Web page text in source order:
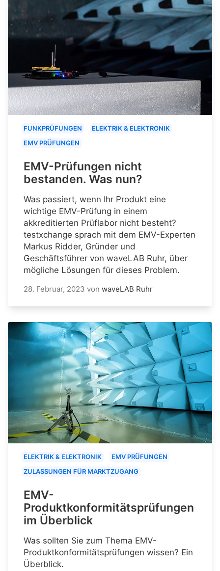
FUNKPRÜFUNGEN
ELEKTRIK & ELEKTRONIK
EMV PRÜFUNGEN
EMV-Prüfungen nicht
bestanden. Was nun?
Was passiert, wenn Ihr Produkt eine
wichtige EMV-Prüfung in einem
akkreditierten Prüflabor nicht besteht?
testxchange sprach mit dem EMV-Experten
Markus Ridder, Gründer und
Geschäftsführer von waveLAB Ruhr, über
mögliche Lösungen für dieses Problem.
28. Februar, 2023 von waveLAB Ruhr
ELEKTRIK & ELEKTRONIK
EMV PRÜFUNGEN
ZULASSUNGEN FÜR MARKTZUGANG
EMV-
Produktkonformitätsprüfungen
im Überblick
Was sollten Sie zum Thema EMV-
Produktkonformitätsprüfungen wissen? Ein
Überblick.